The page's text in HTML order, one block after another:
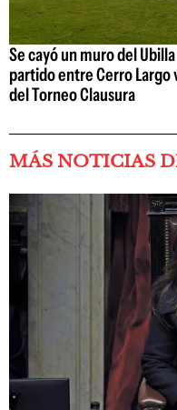
Se cayó un muro del
partido entre Cerro Largo
del Torneo Clausura
MÁS NOTICIAS